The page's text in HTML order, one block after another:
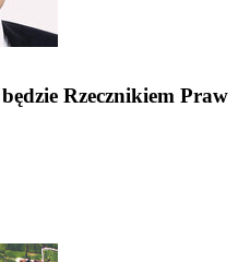
Rzecznikiem Praw